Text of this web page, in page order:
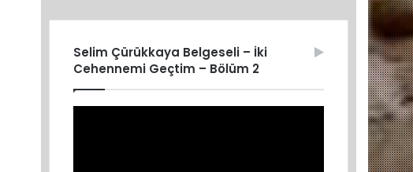
Selim Çürükkaya Belgeseli – İki
Cehennemi Geçtim – Bölüm 2